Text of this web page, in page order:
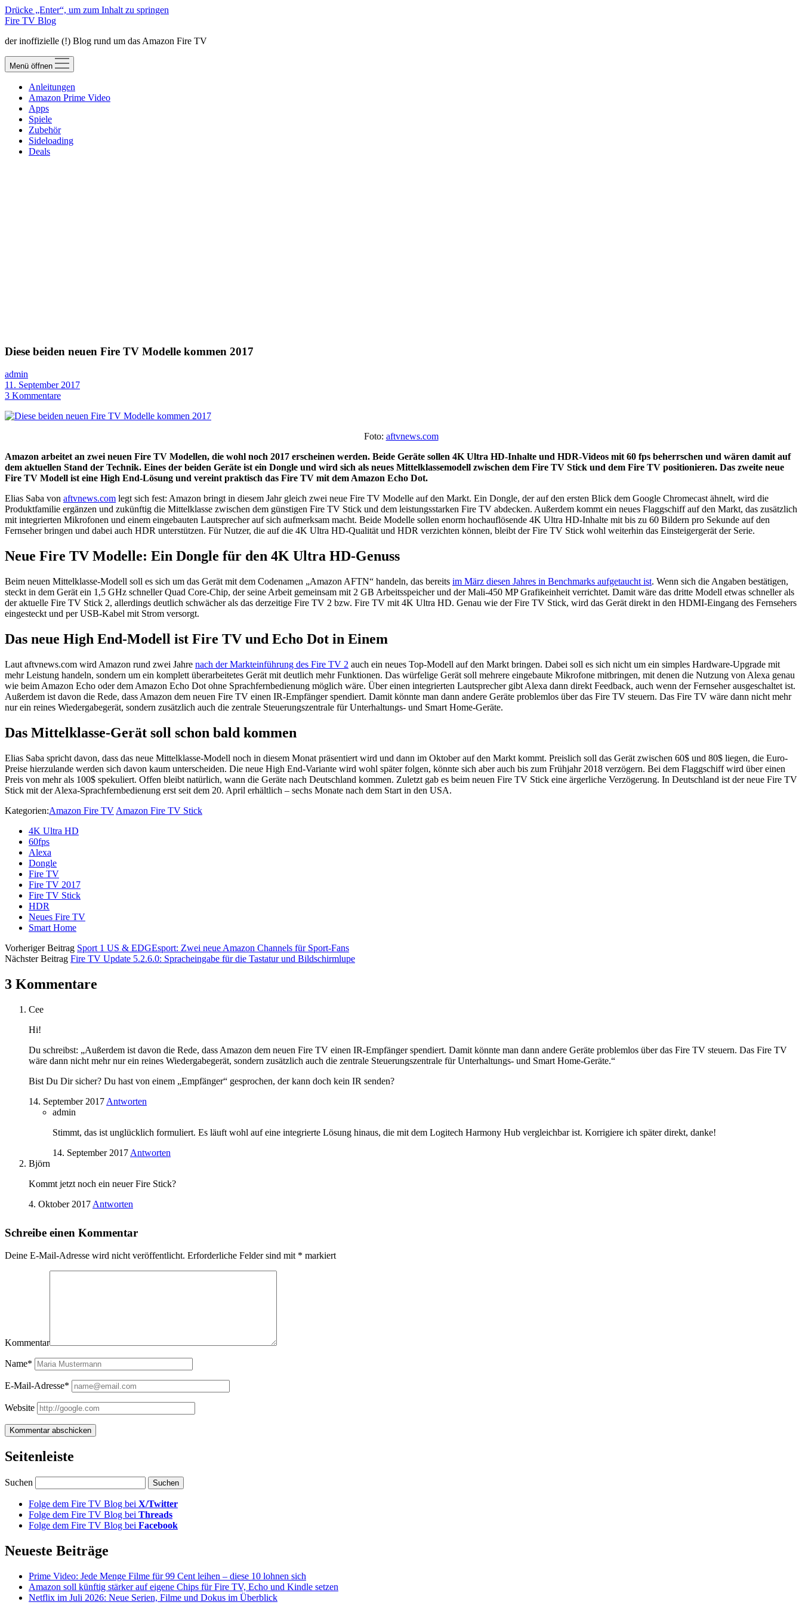
Drücke „Enter“, um zum Inhalt zu springen
Fire TV Blog
der inoffizielle (!) Blog rund um das Amazon Fire TV
Menü öffnen
Anleitungen
Amazon Prime Video
Apps
Spiele
Zubehör
Sideloading
Deals
Diese beiden neuen Fire TV Modelle kommen 2017
admin
11. September 2017
3 Kommentare
Foto: aftvnews.com
Amazon arbeitet an zwei neuen Fire TV Modellen, die wohl noch 2017 erscheinen werden. Beide Geräte sollen 4K Ultra HD-Inhalte und HDR-Videos mit 60 fps beherrschen und wären damit auf
dem aktuellen Stand der Technik. Eines der beiden Geräte ist ein Dongle und wird sich als neues Mittelklassemodell zwischen dem Fire TV Stick und dem Fire TV positionieren. Das zweite neue
Fire TV Modell ist eine High End-Lösung und vereint praktisch das Fire TV mit dem Amazon Echo Dot.
Elias Saba von aftvnews.com legt sich fest: Amazon bringt in diesem Jahr gleich zwei neue Fire TV Modelle auf den Markt. Ein Dongle, der auf den ersten Blick dem Google Chromecast ähnelt, wird die
Produktfamilie ergänzen und zukünftig die Mittelklasse zwischen dem günstigen Fire TV Stick und dem leistungsstarken Fire TV abdecken. Außerdem kommt ein neues Flaggschiff auf den Markt, das zusätzlich
mit integrierten Mikrofonen und einem eingebauten Lautsprecher auf sich aufmerksam macht. Beide Modelle sollen enorm hochauflösende 4K Ultra HD-Inhalte mit bis zu 60 Bildern pro Sekunde auf den
Fernseher bringen und dabei auch HDR unterstützen. Für Nutzer, die auf die 4K Ultra HD-Qualität und HDR verzichten können, bleibt der Fire TV Stick wohl weiterhin das Einsteigergerät der Serie.
Neue Fire TV Modelle: Ein Dongle für den 4K Ultra HD-Genuss
Beim neuen Mittelklasse-Modell soll es sich um das Gerät mit dem Codenamen „Amazon AFTN“ handeln, das bereits im März diesen Jahres in Benchmarks aufgetaucht ist. Wenn sich die Angaben bestätigen,
steckt in dem Gerät ein 1,5 GHz schneller Quad Core-Chip, der seine Arbeit gemeinsam mit 2 GB Arbeitsspeicher und der Mali-450 MP Grafikeinheit verrichtet. Damit wäre das dritte Modell etwas schneller als
der aktuelle Fire TV Stick 2, allerdings deutlich schwächer als das derzeitige Fire TV 2 bzw. Fire TV mit 4K Ultra HD. Genau wie der Fire TV Stick, wird das Gerät direkt in den HDMI-Eingang des Fernsehers
eingesteckt und per USB-Kabel mit Strom versorgt.
Das neue High End-Modell ist Fire TV und Echo Dot in Einem
Laut aftvnews.com wird Amazon rund zwei Jahre nach der Markteinführung des Fire TV 2 auch ein neues Top-Modell auf den Markt bringen. Dabei soll es sich nicht um ein simples Hardware-Upgrade mit
mehr Leistung handeln, sondern um ein komplett überarbeitetes Gerät mit deutlich mehr Funktionen. Das würfelige Gerät soll mehrere eingebaute Mikrofone mitbringen, mit denen die Nutzung von Alexa genau
wie beim Amazon Echo oder dem Amazon Echo Dot ohne Sprachfernbedienung möglich wäre. Über einen integrierten Lautsprecher gibt Alexa dann direkt Feedback, auch wenn der Fernseher ausgeschaltet ist.
Außerdem ist davon die Rede, dass Amazon dem neuen Fire TV einen IR-Empfänger spendiert. Damit könnte man dann andere Geräte problemlos über das Fire TV steuern. Das Fire TV wäre dann nicht mehr
nur ein reines Wiedergabegerät, sondern zusätzlich auch die zentrale Steuerungszentrale für Unterhaltungs- und Smart Home-Geräte.
Das Mittelklasse-Gerät soll schon bald kommen
Elias Saba spricht davon, dass das neue Mittelklasse-Modell noch in diesem Monat präsentiert wird und dann im Oktober auf den Markt kommt. Preislich soll das Gerät zwischen 60$ und 80$ liegen, die Euro-
Preise hierzulande werden sich davon kaum unterscheiden. Die neue High End-Variante wird wohl später folgen, könnte sich aber auch bis zum Frühjahr 2018 verzögern. Bei dem Flaggschiff wird über einen
Preis von mehr als 100$ spekuliert. Offen bleibt natürlich, wann die Geräte nach Deutschland kommen. Zuletzt gab es beim neuen Fire TV Stick eine ärgerliche Verzögerung. In Deutschland ist der neue Fire TV
Stick mit der Alexa-Sprachfernbedienung erst seit dem 20. April erhältlich – sechs Monate nach dem Start in den USA.
Kategorien:Amazon Fire TV Amazon Fire TV Stick
4K Ultra HD
60fps
Alexa
Dongle
Fire TV
Fire TV 2017
Fire TV Stick
HDR
Neues Fire TV
Smart Home
Vorheriger Beitrag Sport 1 US & EDGEsport: Zwei neue Amazon Channels für Sport-Fans
Nächster Beitrag Fire TV Update 5.2.6.0: Spracheingabe für die Tastatur und Bildschirmlupe
3 Kommentare
Cee
Hi!
Du schreibst: „Außerdem ist davon die Rede, dass Amazon dem neuen Fire TV einen IR-Empfänger spendiert. Damit könnte man dann andere Geräte problemlos über das Fire TV steuern. Das Fire TV
wäre dann nicht mehr nur ein reines Wiedergabegerät, sondern zusätzlich auch die zentrale Steuerungszentrale für Unterhaltungs- und Smart Home-Geräte.“
Bist Du Dir sicher? Du hast von einem „Empfänger“ gesprochen, der kann doch kein IR senden?
14. September 2017 Antworten
admin
Stimmt, das ist unglücklich formuliert. Es läuft wohl auf eine integrierte Lösung hinaus, die mit dem Logitech Harmony Hub vergleichbar ist. Korrigiere ich später direkt, danke!
14. September 2017 Antworten
Björn
Kommt jetzt noch ein neuer Fire Stick?
4. Oktober 2017 Antworten
Schreibe einen Kommentar
Deine E-Mail-Adresse wird nicht veröffentlicht. Erforderliche Felder sind mit * markiert
Kommentar
Name*
E-Mail-Adresse*
Website
Seitenleiste
Suchen
Folge dem Fire TV Blog bei X/Twitter
Folge dem Fire TV Blog bei Threads
Folge dem Fire TV Blog bei Facebook
Neueste Beiträge
Prime Video: Jede Menge Filme für 99 Cent leihen – diese 10 lohnen sich
Amazon soll künftig stärker auf eigene Chips für Fire TV, Echo und Kindle setzen
Netflix im Juli 2026: Neue Serien, Filme und Dokus im Überblick